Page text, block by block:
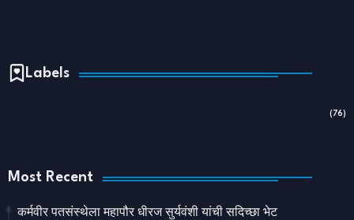
Labels
(76)
Most Recent
कर्मवीर पतसंस्थेला महापौर धीरज सुर्यवंशी यांची सदिच्छा भेट